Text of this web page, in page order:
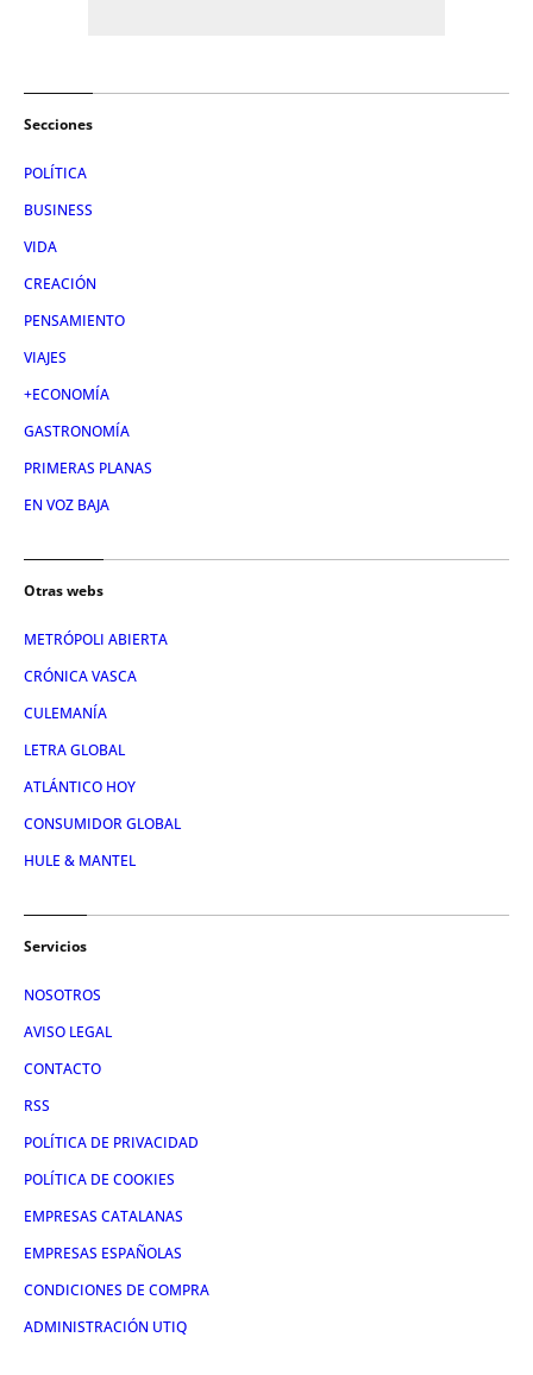
Secciones
POLÍTICA
BUSINESS
VIDA
CREACIÓN
PENSAMIENTO
VIAJES
+ECONOMÍA
GASTRONOMÍA
PRIMERAS PLANAS
EN VOZ BAJA
Otras webs
METRÓPOLI ABIERTA
CRÓNICA VASCA
CULEMANÍA
LETRA GLOBAL
ATLÁNTICO HOY
CONSUMIDOR GLOBAL
HULE & MANTEL
Servicios
NOSOTROS
AVISO LEGAL
CONTACTO
RSS
POLÍTICA DE PRIVACIDAD
POLÍTICA DE COOKIES
EMPRESAS CATALANAS
EMPRESAS ESPAÑOLAS
CONDICIONES DE COMPRA
ADMINISTRACIÓN UTIQ